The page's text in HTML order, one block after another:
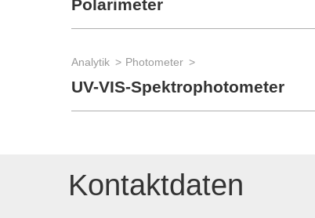
Polarimeter
Analytik Photometer
UV-VIS-Spektrophotometer
Kontaktdaten